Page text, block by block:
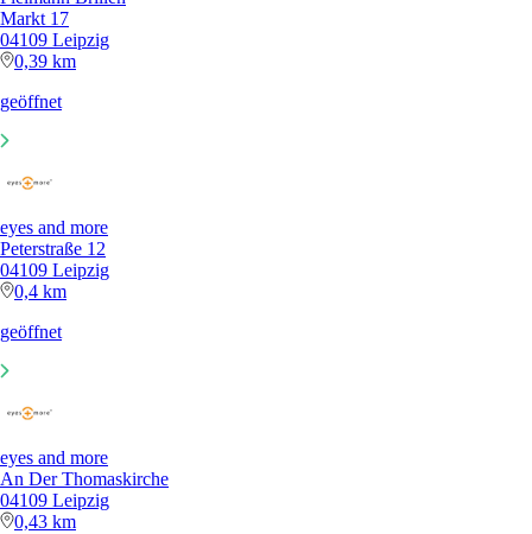
Markt 17
04109 Leipzig
0,39 km
geöffnet
eyes and more
Peterstraße 12
04109 Leipzig
0,4 km
geöffnet
eyes and more
An Der Thomaskirche
04109 Leipzig
0,43 km